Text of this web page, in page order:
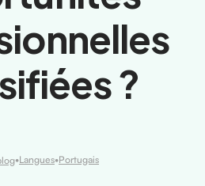
?
•Langues•Portugais